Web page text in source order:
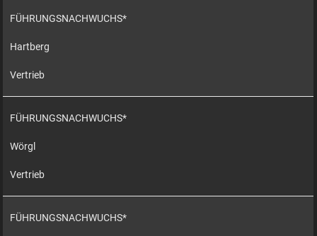
FÜHRUNGSNACHWUCHS*
Hartberg
Vertrieb
FÜHRUNGSNACHWUCHS*
Wörgl
Vertrieb
FÜHRUNGSNACHWUCHS*